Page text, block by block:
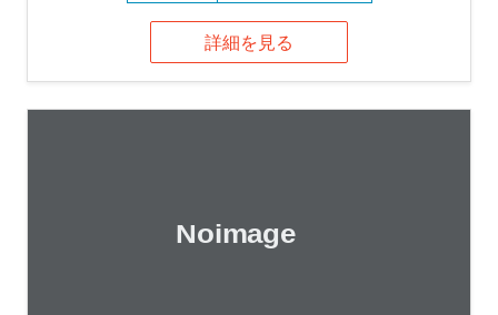
詳細を見る